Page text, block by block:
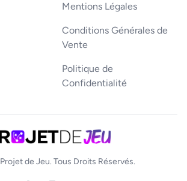
Mentions Légales
Conditions Générales de
Vente
Politique de
Confidentialité
Projet de Jeu. Tous Droits Réservés.